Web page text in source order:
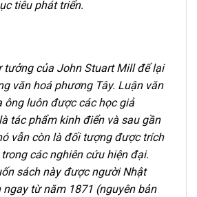
tiêu phát triển.
tưởng của John Stuart Mill để lại
văn hoá phương Tây. Luận văn
ông luôn được các học giả
tác phẩm kinh điển và sau gần
vẫn còn là đối tượng được trích
trong các nghiên cứu hiện đại.
sách này được người Nhật
ngay từ năm 1871 (nguyên bản